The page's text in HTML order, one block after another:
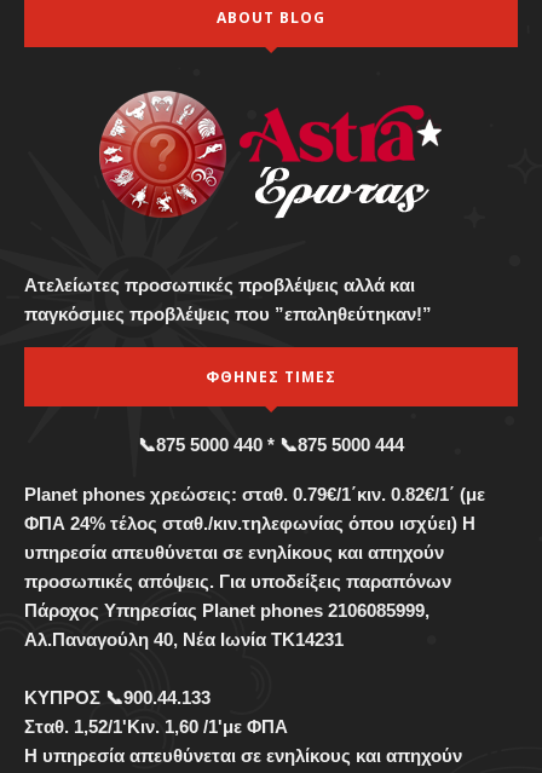
ABOUT BLOG
Ατελείωτες προσωπικές προβλέψεις αλλά και
παγκόσμιες προβλέψεις που ”επαληθεύτηκαν!”
ΦΘΗΝΕΣ ΤΙΜΕΣ
📞875 5000 440 * 📞875 5000 444
Planet phones χρεώσεις: σταθ. 0.79€/1΄κιν. 0.82€/1΄ (με
ΦΠΑ 24% τέλος σταθ./κιν.τηλεφωνίας όπου ισχύει) Η
υπηρεσία απευθύνεται σε ενηλίκους και απηχούν
προσωπικές απόψεις. Για υποδείξεις παραπόνων
Πάροχος Υπηρεσίας Planet phones 2106085999,
Αλ.Παναγούλη 40, Νέα Ιωνία TK14231
ΚΥΠΡΟΣ 📞900.44.133
Σταθ. 1,52/1'Κιν. 1,60 /1'με ΦΠΑ
Η υπηρεσία απευθύνεται σε ενηλίκους και απηχούν